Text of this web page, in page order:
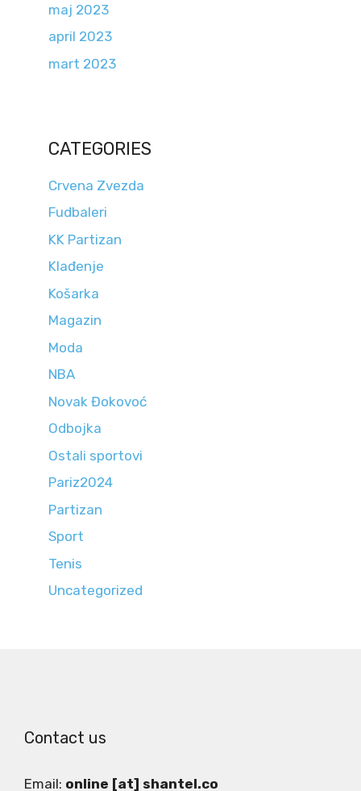
maj 2023
april 2023
mart 2023
CATEGORIES
Crvena Zvezda
Fudbaleri
KK Partizan
Klađenje
Košarka
Magazin
Moda
NBA
Novak Đokovoć
Odbojka
Ostali sportovi
Pariz2024
Partizan
Sport
Tenis
Uncategorized
Contact us
Email: online [at] shantel.co